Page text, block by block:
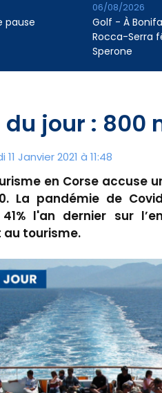
pause
Golf - À
Rocca-Serra
Sperone
06/08/2026
du jour : 800
Janvier 2021 à 11:48
en Corse accuse
La pandémie de
l'an dernier sur
tourisme.